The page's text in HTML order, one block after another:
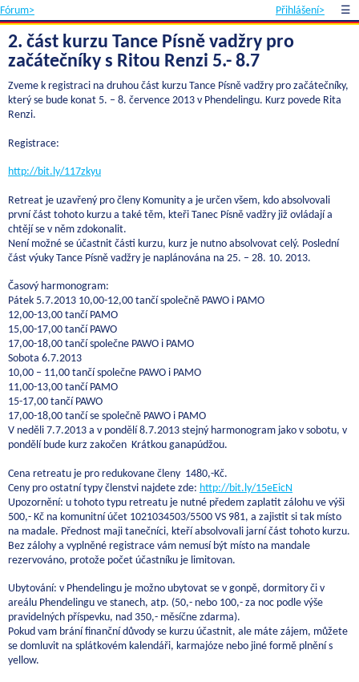
Fórum> Přihlášení> ☰
2. část kurzu Tance Písně vadžry pro
začátečníky s Ritou Renzi 5.- 8.7
Zveme k registraci na druhou část kurzu Tance Písně vadžry pro začátečníky,
který se bude konat 5. – 8. července 2013 v Phendelingu. Kurz povede Rita
Renzi.
Registrace:
http://bit.ly/117zkyu
Retreat je uzavřený pro členy Komunity a je určen všem, kdo absolvovali
první část tohoto kurzu a také těm, kteři Tanec Písně vadžry již ovládají a
chtějí se v něm zdokonalit.
Není možné se účastnit části kurzu, kurz je nutno absolvovat celý. Poslední
část výuky Tance Písně vadžry je naplánována na 25. – 28. 10. 2013.
Časový harmonogram:
Pátek 5.7.2013 10,00-12,00 tančí společně PAWO i PAMO
12,00-13,00 tančí PAMO
15,00-17,00 tančí PAWO
17,00-18,00 tančí společne PAWO i PAMO
Sobota 6.7.2013
10,00 – 11,00 tančí společne PAWO i PAMO
11,00-13,00 tančí PAMO
15-17,00 tančí PAWO
17,00-18,00 tančí se společně PAWO i PAMO
V neděli 7.7.2013 a v pondělí 8.7.2013 stejný harmonogram jako v sobotu, v
pondělí bude kurz zakočen Krátkou ganapúdžou.
Cena retreatu je pro redukovane členy 1480,-Kč.
Ceny pro ostatní typy členstvi najdete zde: http://bit.ly/15eEicN
Upozornění: u tohoto typu retreatu je nutné předem zaplatit zálohu ve výši
500,- Kč na komunitní účet 1021034503/5500 VS 981, a zajistit si tak místo
na madale. Přednost maji tanečníci, kteří absolvovali jarní část tohoto kurzu.
Bez zálohy a vyplněné registrace vám nemusí být místo na mandale
rezervováno, protože počet účastníku je limitovan.
Ubytování: v Phendelingu je možno ubytovat se v gonpě, dormitory či v
areálu Phendelingu ve stanech, atp. (50,- nebo 100,- za noc podle výše
pravidelných příspevku, nad 350,- měsíčne zdarma).
Pokud vam brání finanční důvody se kurzu účastnit, ale máte zájem, můžete
se domluvit na splátkovém kalendáři, karmajóze nebo jiné formě plnění s
yellow.